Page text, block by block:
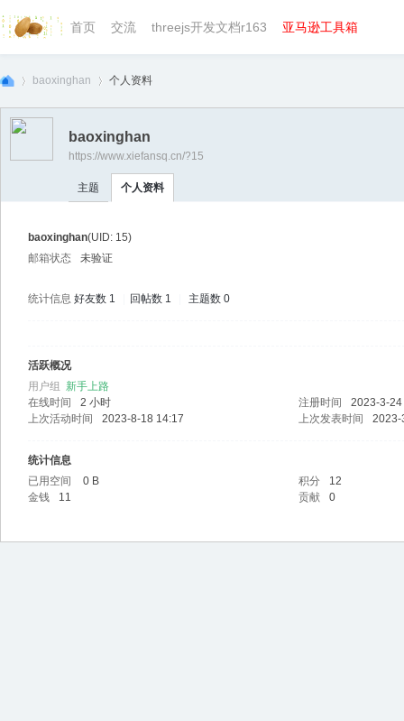
首页 交流 threejs开发文档r163 亚马逊工具箱
we›
baoxinghan
›
个人资料
baoxinghan
https://www.xiefansq.cn/?15
主题 个人资料
baoxinghan(UID: 15)
邮箱状态
未验证
统计信息 好友数 1 回帖数 1 主题数 0
活跃概况
用户组 新手上路
在线时间
2 小时 注册时间
2023-3-
上次活动时间
2023-8-18 14:17 上次发表时间 2023-
统计信息
已用空间
0 B 积分
12
金钱
11 贡献 0